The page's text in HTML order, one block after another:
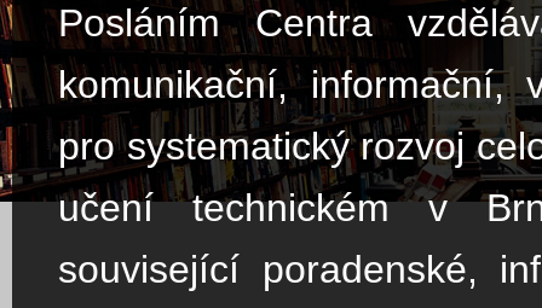
Posláním Centra
komunikační, informační,
pro systematický rozvoj
učení technickém v
související poradenské,